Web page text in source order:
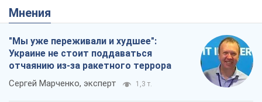
Мнения
"Мы уже переживали и худшее":
Украине не стоит поддаваться
отчаянию из-за ракетного террора
Сергей Марченко, эксперт 1,3 т.